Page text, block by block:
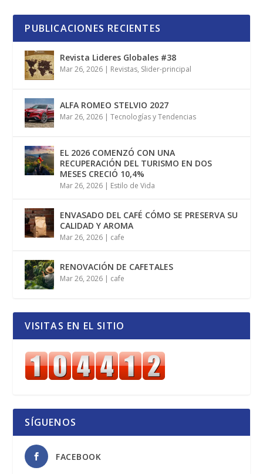
PUBLICACIONES RECIENTES
Revista Lideres Globales #38
Mar 26, 2026 | Revistas, Slider-principal
ALFA ROMEO STELVIO 2027
Mar 26, 2026 |Tecnologías y Tendencias
EL 2026 COMENZÓ CON UNA
RECUPERACIÓN DEL TURISMO EN DOS
MESES CRECIÓ 10,4%
Mar 26, 2026 | Estilo de Vida
ENVASADO DEL CAFÉ CÓMO SE PRESERVA SU
CALIDAD Y AROMA
Mar 26, 2026 | cafe
RENOVACIÓN DE CAFETALES
Mar 26, 2026 | cafe
VISITAS EN EL SITIO
SÍGUENOS
FACEBOOK